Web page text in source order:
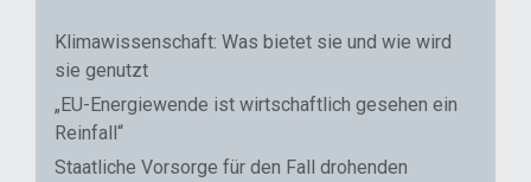
Klimawissenschaft: Was bietet sie und wie wird
sie genutzt
„EU-Energiewende ist wirtschaftlich gesehen ein
Reinfall“
Staatliche Vorsorge für den Fall drohenden